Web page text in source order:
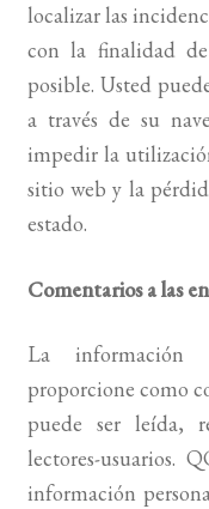
localizar las
con la finalidad
posible. Usted
a través de su
impedir la
sitio web y la
estado.
Comentarios a las
La información
proporcione como
puede ser leída,
lectores-usuarios.
información